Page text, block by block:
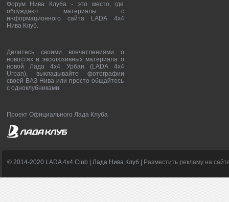
Форум Нива Клуба - это место, где
обсуждают материалы с
информационного сайта LADA 4x4
Нива Клуб.
Делитесь своими впечатлениями о
новостях и эксклюзивных материала о
новой Лада 4х4 Урбан (LADA 4x4
Urban), выкладывайте фотографии
своей ВАЗ Нива или просто общайтесь
с одноклубниками.
Проект Официального Лада Клуба
© 2014-2020 LADA 4x4 Club | Лада Нива Клуб | Разместить рекламу на